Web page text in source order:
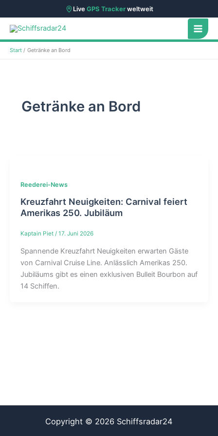
LiveGPS Trackerweltweit
Zum
Inhalt
springen
Start Getränke an Bord
Getränke an Bord
Reederei-News
Kreuzfahrt Neuigkeiten: Carnival feiert
Amerikas 250. Jubiläum
Kaptain Piet / 17. Juni 2026
Spannende Kreuzfahrt Neuigkeiten erwarten Gäste
von Carnival Cruise Line. Anlässlich Amerikas 250.
Jubiläums gibt es einen exklusiven Bulleit Bourbon auf
14 Schiffen.
Copyright © 2026 Schiffsradar24